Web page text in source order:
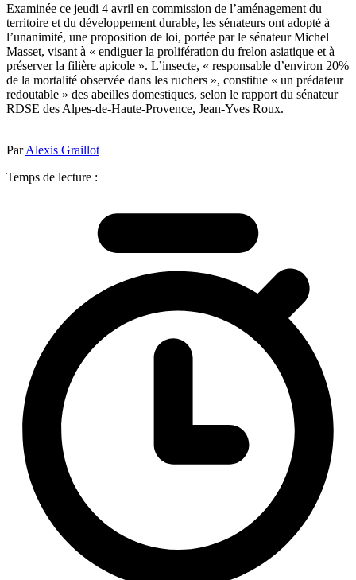
Examinée ce jeudi 4 avril en commission de l’aménagement du
territoire et du développement durable, les sénateurs ont adopté à
l’unanimité, une proposition de loi, portée par le sénateur Michel
Masset, visant à « endiguer la prolifération du frelon asiatique et à
préserver la filière apicole ». L’insecte, « responsable d’environ 20%
de la mortalité observée dans les ruchers », constitue « un prédateur
redoutable » des abeilles domestiques, selon le rapport du sénateur
RDSE des Alpes-de-Haute-Provence, Jean-Yves Roux.
ParAlexis Graillot
Temps de lecture :